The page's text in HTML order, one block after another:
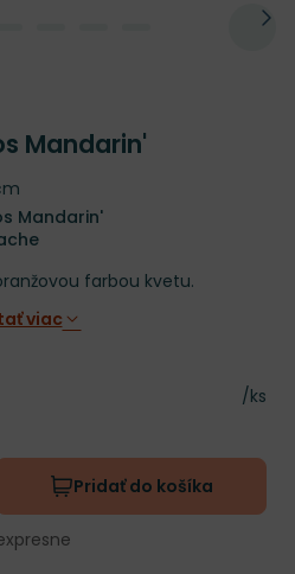
Mandarin'
Mandarin'
farbou kvetu.
viac
Cena
/ks
Pridať do košíka